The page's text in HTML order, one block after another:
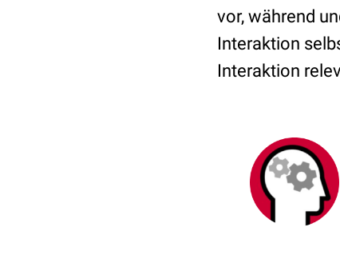
vor, während
Interaktion
Interaktion